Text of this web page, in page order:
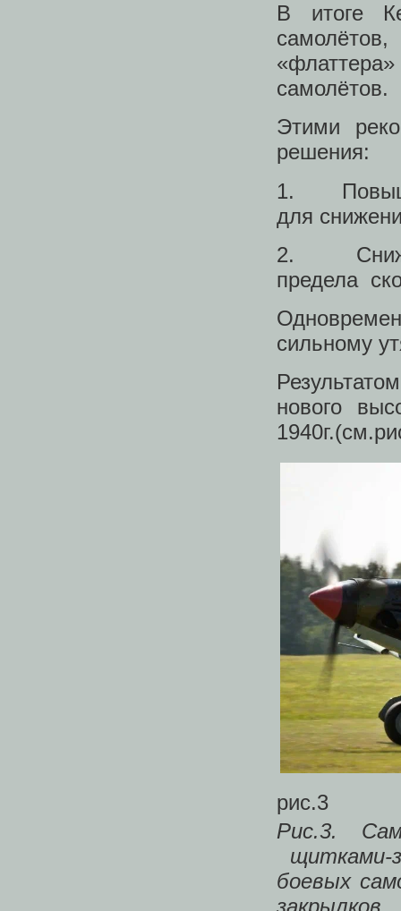
В итоге
самолётов.
Этими
решения:
1.
для
2.
предела
сильному
нового
рис.3
Рис.3.
щитками-
боевых